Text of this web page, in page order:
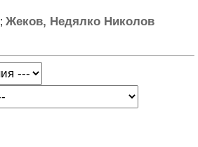
; Жеков, Недялко Николов